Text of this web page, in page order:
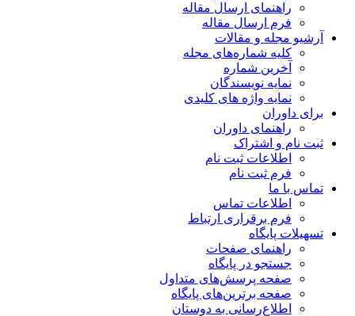
راهنمای ارسال مقاله
فرم ارسال مقاله
آرشیو مجله و مقالات
کلیه شماره‌های مجله
آخرین شماره
نمایه نویسندگان
نمایه واژه های کلیدی
برای داوران
راهنمای داوران
ثبت نام و اشتراک
اطلاعات ثبت نام
فرم ثبت نام
تماس با ما
اطلاعات تماس
فرم برقراری ارتباط
تسهیلات پایگاه
راهنمای صفحات
جستجو در پایگاه
صفحه پرسش‌های متداول
صفحه برترین‌های پایگاه
اطلاع‌رسانی به دوستان